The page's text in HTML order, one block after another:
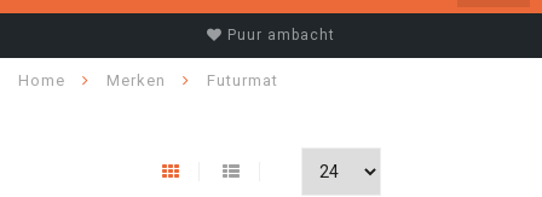
Puur ambacht
Home Merken Futurmat